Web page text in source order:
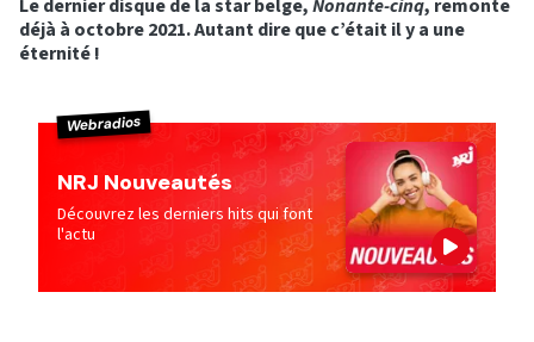
Le dernier disque de la star belge,Nonante-cinq, remonte
déjà à octobre 2021. Autant dire que c’était il y a une
éternité !
Webradios
NRJ Nouveautés
Découvrez les derniers hits qui font
l'actu